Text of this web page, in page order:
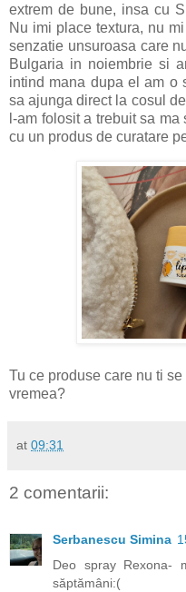
extrem de bune, insa cu
Nu imi place textura, nu
senzatie unsuroasa care
Bulgaria in noiembrie si
intind mana dupa el am o
sa ajunga direct la cosul
l-am folosit a trebuit sa
cu un produs de curatare
Tu ce produse care nu ti
vremea?
at 09:31
2 comentarii:
Serbanescu Simina
Deo spray Rexona-
săptămâni:(